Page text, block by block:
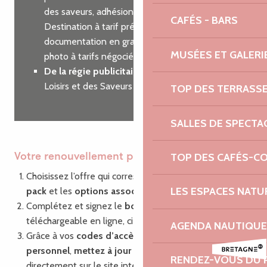
CAFÉS - BARS
MUSÉES ET
TOP DES
SALLES DE
TOP DES CAFÉS-
LES ESPACES
AGENDA NAUTIQUE
RENDEZ-VOUS DU
des saveurs, adhésion à Côtes d’Armor
Destination à tarif préférentiel, commande de
documentation en grande quantité, shooting
photo à tarifs négociés…
De la régie publicitaire
sur nos guides des
Loisirs et des Saveurs
Votre renouvellement pas à pas
Choisissez l’offre qui correspond à vos besoins : le
pack et les options associées
Complétez et signez le bon de commande,
téléchargeable en ligne, ci-dessous.
Grâce à vos codes d’accès
personnel, mettez à jour vos informations